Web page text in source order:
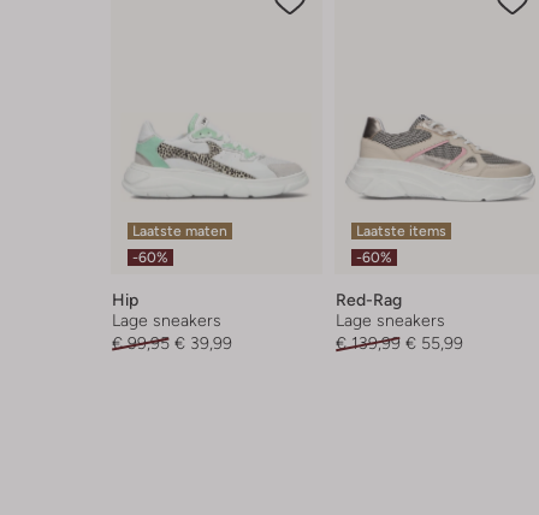
Laatste maten
-60%
Hip
Lage sneakers
€ 99,95 € 39,99
Laatste items
-60%
Red-Rag
Lage sneakers
€ 139,99 € 55,99